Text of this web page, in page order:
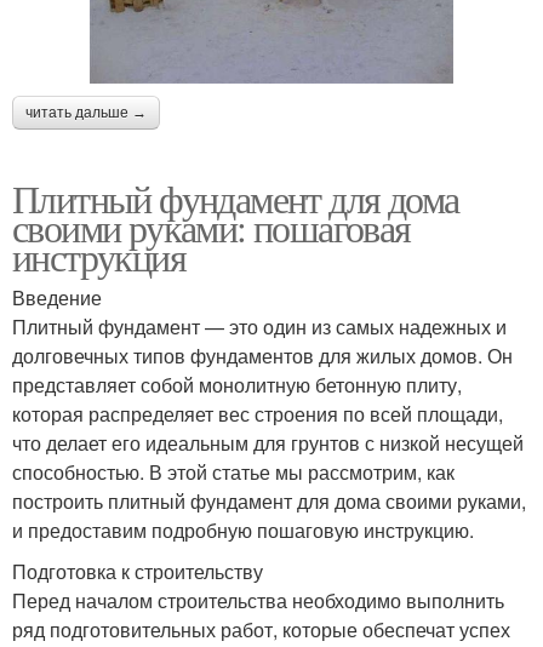
читать дальше →
Плитный фундамент для дома
своими руками: пошаговая
инструкция
Введение
Плитный фундамент — это один из самых надежных и
долговечных типов фундаментов для жилых домов. Он
представляет собой монолитную бетонную плиту,
которая распределяет вес строения по всей площади,
что делает его идеальным для грунтов с низкой несущей
способностью. В этой статье мы рассмотрим, как
построить плитный фундамент для дома своими руками,
и предоставим подробную пошаговую инструкцию.
Подготовка к строительству
Перед началом строительства необходимо выполнить
ряд подготовительных работ, которые обеспечат успех